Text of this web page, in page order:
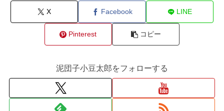
X Facebook LINE
Pinterest コピー
泥団子小豆太郎をフォローする